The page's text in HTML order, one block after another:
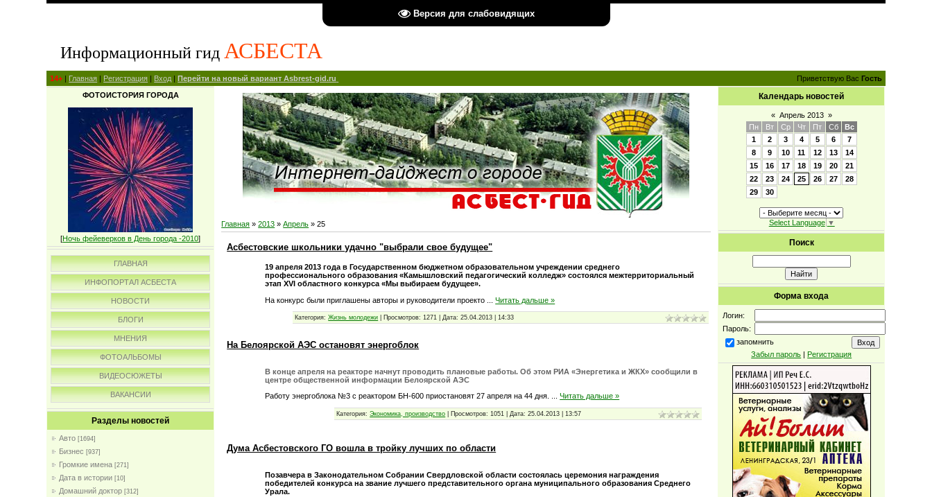
Версия для слабовидящих
Информационный гид АСБЕСТА
14+ | Главная | Регистрация | Вход |Перейти на новый вариант Asbrest-gid.ru Приветствую Вас Гость
ФОТОИСТОРИЯ ГОРОДА
[Ночь фейеверков в День города -2010]
ГЛАВНАЯ
ИНФОПОРТАЛ АСБЕСТА
НОВОСТИ
БЛОГИ
МНЕНИЯ
ФОТОАЛЬБОМЫ
ВИДЕОСЮЖЕТЫ
ВАКАНСИИ
Разделы новостей
Авто [1694]
Бизнес [937]
Громкие имена [271]
Дата в истории [10]
Домашний доктор [312]
Главная »2013 » Апрель » 25
Асбестовские школьники удачно "выбрали свое будущее"
19 апреля 2013 года в Государственном бюджетном образовательном учреждении среднего
профессионального образования «Камышловский педагогический колледж» состоялся межтерриториальный
этап XVI областного конкурса «Мы выбираем будущее».
На конкурс были приглашены авторы и руководители проекто
...Читать дальше »
Категория: Жизнь молодежи Просмотров: 1271 Дата: 25.04.2013 |14:33
На Белоярской АЭС остановят энергоблок
В конце апреля на реакторе начнут проводить плановые работы. Об этом РИА «Энергетика и ЖКХ» сообщили в
центре общественной информации Белоярской АЭС
Работу энергоблока №3 с реактором БН-600 приостановят 27 апреля на 44 дня.
...Читать дальше »
Категория: Экономика, производство Просмотров: 1051 Дата: 25.04.2013 |13:57
Дума Асбестовского ГО вошла в тройку лучших по области
Позавчера в Законодательном Собрании Свердловской области состоялась церемония награждения
победителей конкурса на звание лучшего представительного органа муниципального образования Среднего
Урала.
Календарь новостей
« Апрель 2013 »
Пн
Вт Ср Чт Пт Сб
Вс
1
2 3 4 5 6
7
8
9 10 11 12 13
14
15
16 17 18 19 20
21
22
23 24 25 26 27
28
29
30
Select Language ▼
Поиск
Форма входа
Логин:
Пароль:
запомнить
Забыл пароль | Регистрация